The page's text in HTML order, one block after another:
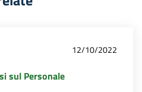
12/10/2022
sul Personale